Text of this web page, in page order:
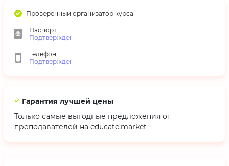
Проверенный организатор курса
Паспорт
Подтвержден
Телефон
Подтвержден
Гарантия лучшей цены
Только самые выгодные предложения от
преподавателей на educate.market